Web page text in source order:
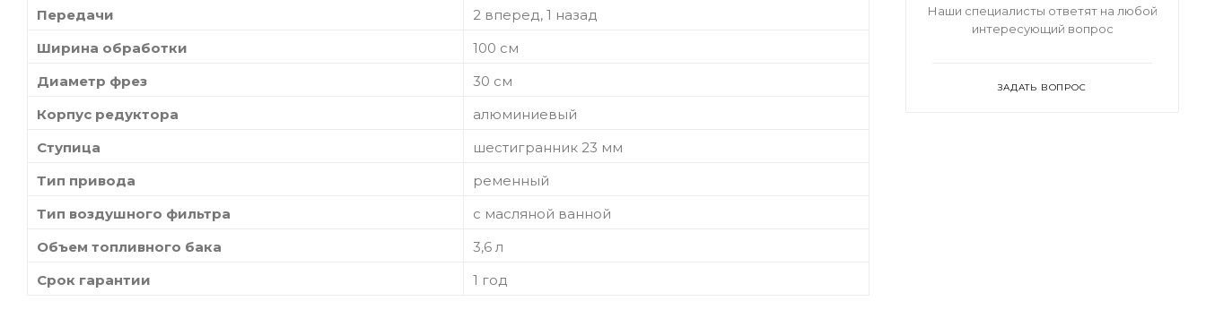
Передачи
2 вперед, 1 назад
Ширина обработки
100 см
Диаметр фрез
30 см
Корпус редуктора
алюминиевый
Ступица
шестигранник 23 мм
Тип привода
ременный
Тип воздушного фильтра
с масляной ванной
Объем топливного бака
3,6 л
Срок гарантии
1 год
Наши специалисты ответят на любой
интересующий вопрос
ЗАДАТЬ ВОПРОС